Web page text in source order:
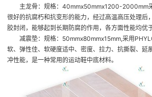
主龙骨：规格：40mmx50mmx1200-2000mm
很好的抗腐朽和抗变形的能力，经过高温高压处理后
胶封闭，能够起到长期防腐的作用，各方面性能均优
减震垫：规格：50mmx80mmx15mm,采用
软、弹性佳、软硬度适中、密度、拉力、抗撕裂、延
冲性能，是一种常用的运动鞋中底材料。